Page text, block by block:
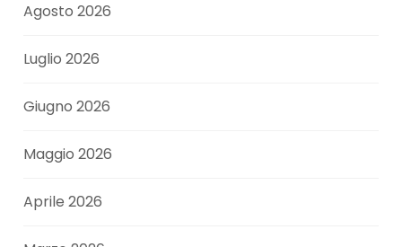
Agosto 2026
Luglio 2026
Giugno 2026
Maggio 2026
Aprile 2026